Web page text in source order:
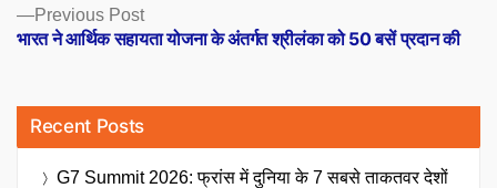
Previous PostPrevious
post:
भारत ने आर्थिक सहायता योजना के अंतर्गत श्रीलंका को 50 बसें प्रदान की
Recent Posts
G7 Summit 2026: फ्रांस में दुनिया के 7 सबसे ताकतवर देशों